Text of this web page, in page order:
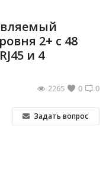
2+ с 48
и 4
0
0
2265
Задать вопрос